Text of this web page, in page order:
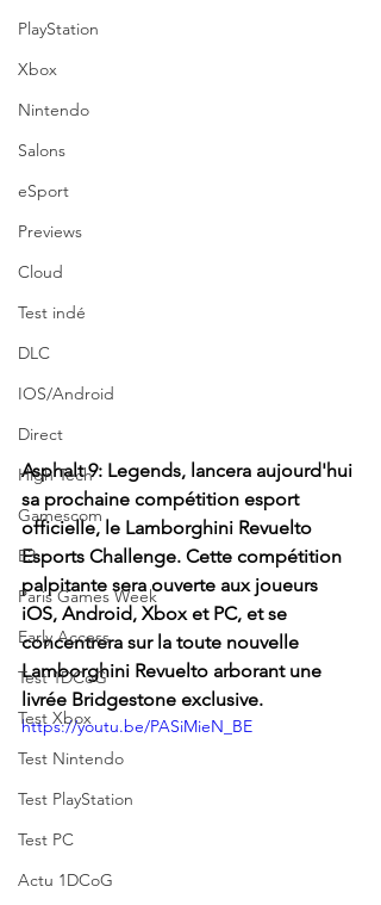
PlayStation
Xbox
Nintendo
Salons
eSport
Previews
Cloud
Test indé
DLC
IOS/Android
Direct
High Tech
Gamescom
E3
Paris Games Week
Early Access
Test 1DCoG
Test Xbox
Test Nintendo
Test PlayStation
Test PC
Actu 1DCoG
Asphalt 9: Legends, lancera aujourd'hui
sa prochaine compétition esport
officielle, le Lamborghini Revuelto
Esports Challenge. Cette compétition
palpitante sera ouverte aux joueurs
iOS, Android, Xbox et PC, et se
concentrera sur la toute nouvelle
Lamborghini Revuelto arborant une
livrée Bridgestone exclusive.
https://youtu.be/PASiMieN_BE